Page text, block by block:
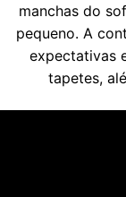
manchas do
pequeno. A
expectativas
tapetes,